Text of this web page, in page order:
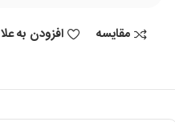
مقایسه افزودن به